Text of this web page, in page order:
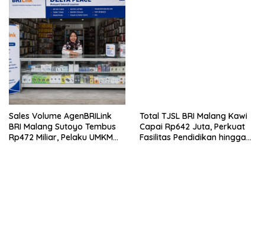
Sales Volume AgenBRILink
BRI Malang Sutoyo Tembus
Rp472 Miliar, Pelaku UMKM
Total TJSL BRI Malang Kawi
Capai Rp642 Juta, Perkuat
Fasilitas Pendidikan hingga